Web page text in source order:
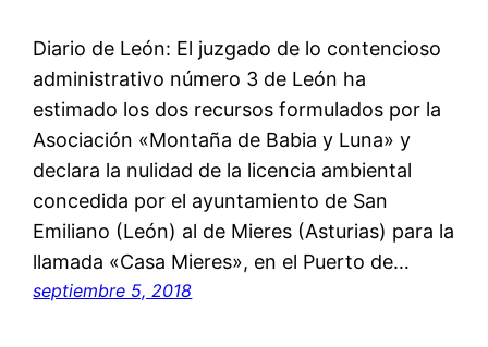
Diario de León: El juzgado de lo contencioso
administrativo número 3 de León ha
estimado los dos recursos formulados por la
Asociación «Montaña de Babia y Luna» y
declara la nulidad de la licencia ambiental
concedida por el ayuntamiento de San
Emiliano (León) al de Mieres (Asturias) para la
llamada «Casa Mieres», en el Puerto de…
septiembre 5, 2018